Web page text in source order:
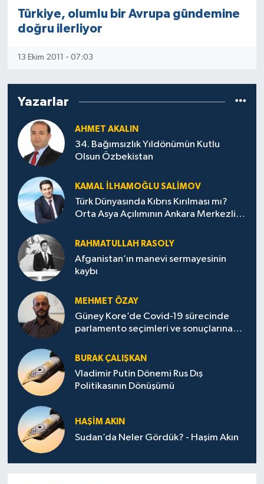
Türkiye, olumlu bir Avrupa gündemine
doğru ilerliyor
13 Ekim 2011 - 07:03
Yazarlar
AHMET AKALIN
34. Bağımsızlık Yıldönümün Kutlu
Olsun Özbekistan
KAMAL İLHAMOĞLU SALIMOV
Türk Dünyasında Kıbrıs Kırılması mı?
Orta Asya Açılımının Ankara Merkezli
RAHMATULLAH RASOLY
Afganistan’ın manevi sermayesinin
kaybı
MEHMET ÖZAY
Güney Kore’de Covid-19 sürecinde
parlamento seçimleri ve sonuçlarına
BURAK ÇALIŞKAN
Vladimir Putin Dönemi Rus Dış
Politikasının Dönüşümü
HAŞIM AKIN
Sudan’da Neler Gördük? - Haşim Akın